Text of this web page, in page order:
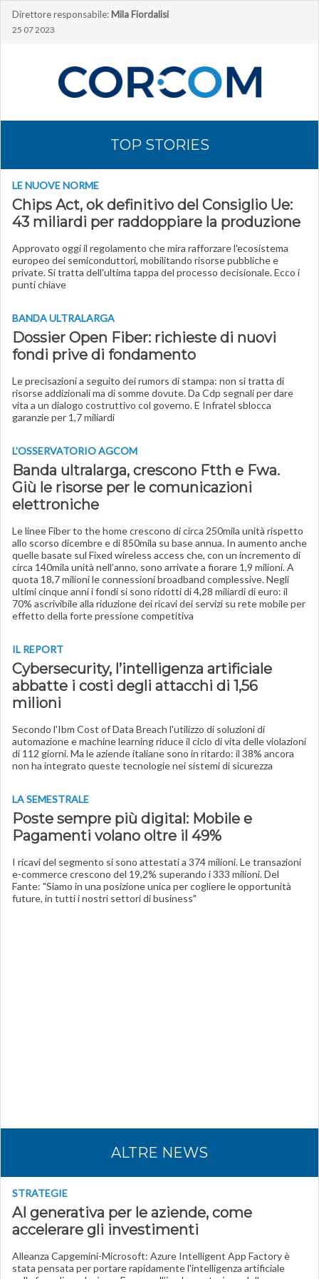
Direttore responsabile: Mila Fiordalisi
25 07 2023
TOP STORIES
LE NUOVE NORME
Chips Act, ok definitivo del Consiglio Ue:
43 miliardi per raddoppiare la produzione
Approvato oggi il regolamento che mira rafforzare l'ecosistema
europeo dei semiconduttori, mobilitando risorse pubbliche e
private. Si tratta dell'ultima tappa del processo decisionale. Ecco i
punti chiave
BANDA ULTRALARGA
Dossier Open Fiber: richieste di nuovi
fondi prive di fondamento
Le precisazioni a seguito dei rumors di stampa: non si tratta di
risorse addizionali ma di somme dovute. Da Cdp segnali per dare
vita a un dialogo costruttivo col governo. E Infratel sblocca
garanzie per 1,7 miliardi
L'OSSERVATORIO AGCOM
Banda ultralarga, crescono Ftth e Fwa.
Giù le risorse per le comunicazioni
elettroniche
Le linee Fiber to the home crescono di circa 250mila unità rispetto
allo scorso dicembre e di 850mila su base annua. In aumento anche
quelle basate sul Fixed wireless access che, con un incremento di
circa 140mila unità nell’anno, sono arrivate a fiorare 1,9 milioni. A
quota 18,7 milioni le connessioni broadband complessive. Negli
ultimi cinque anni i fondi si sono ridotti di 4,28 miliardi di euro: il
70% ascrivibile alla riduzione dei ricavi dei servizi su rete mobile per
effetto della forte pressione competitiva
IL REPORT
Cybersecurity, l’intelligenza artificiale
abbatte i costi degli attacchi di 1,56
milioni
Secondo l'Ibm Cost of Data Breach l'utilizzo di soluzioni di
automazione e machine learning riduce il ciclo di vita delle violazioni
di 112 giorni. Ma le aziende italiane sono in ritardo: il 38% ancora
non ha integrato queste tecnologie nei sistemi di sicurezza
LA SEMESTRALE
Poste sempre più digital: Mobile e
Pagamenti volano oltre il 49%
I ricavi del segmento si sono attestati a 374 milioni. Le transazioni
e-commerce crescono del 19,2% superando i 333 milioni. Del
Fante: "Siamo in una posizione unica per cogliere le opportunità
future, in tutti i nostri settori di business"
ALTRE NEWS
STRATEGIE
AI generativa per le aziende, come
accelerare gli investimenti
Alleanza Capgemini-Microsoft: Azure Intelligent App Factory è
stata pensata per portare rapidamente l'intelligenza artificiale